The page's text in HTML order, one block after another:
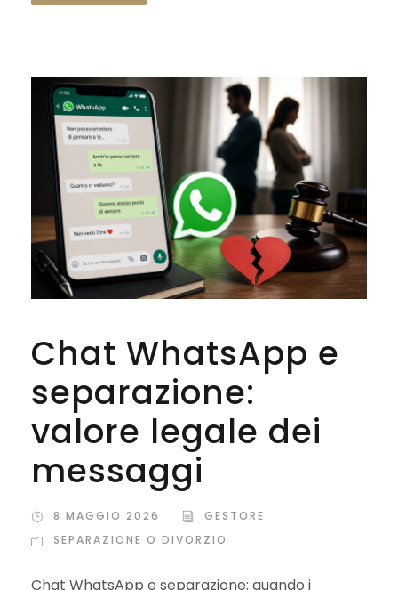
Chat WhatsApp e
separazione:
valore legale dei
messaggi
8 MAGGIO 2026
GESTORE
SEPARAZIONE O DIVORZIO
Chat WhatsApp e separazione: quando i